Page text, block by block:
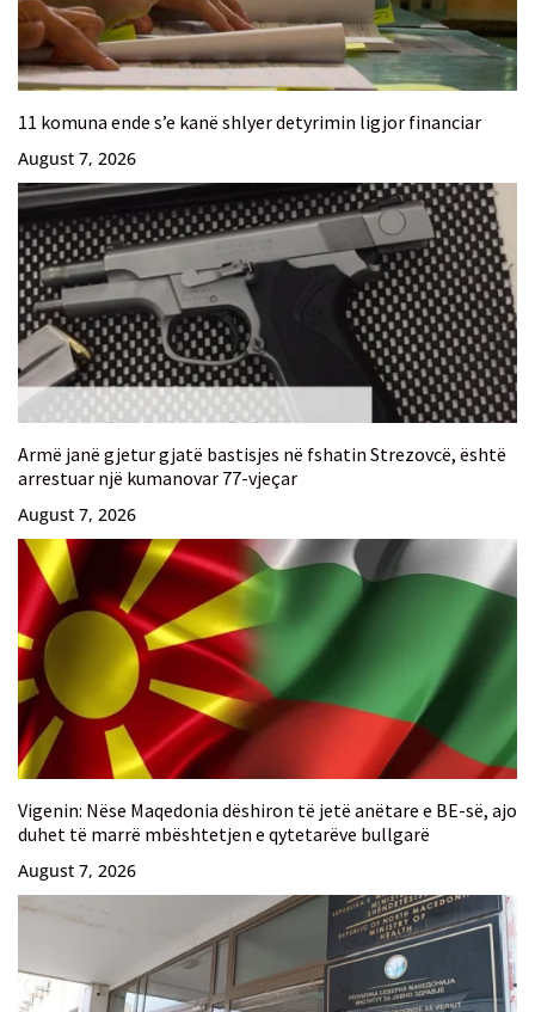
11 komuna ende s’e kanë shlyer detyrimin ligjor financiar
August 7, 2026
Armë janë gjetur gjatë bastisjes në fshatin Strezovcë, është
arrestuar një kumanovar 77-vjeçar
August 7, 2026
Vigenin: Nëse Maqedonia dëshiron të jetë anëtare e BE-së, ajo
duhet të marrë mbështetjen e qytetarëve bullgarë
August 7, 2026